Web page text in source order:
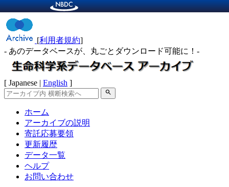
[利用者規約]
- あのデータベースが、丸ごとダウンロード可能に！-
[ Japanese | English ]
search
ホーム
アーカイブの説明
寄託応募要領
更新履歴
データ一覧
ヘルプ
お問い合わせ